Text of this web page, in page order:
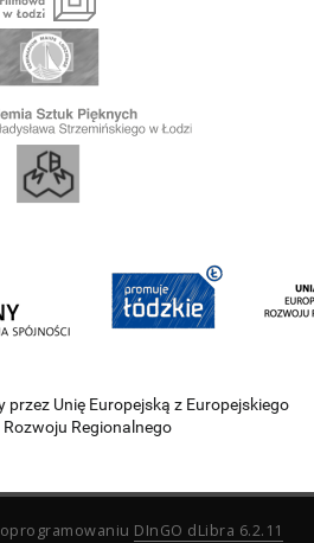
Unię Europejską z Europejskiego
Regionalnego
DInGO dLibra 6.2.11